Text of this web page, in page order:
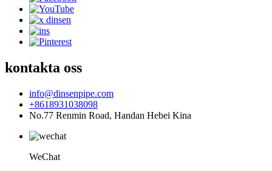
kontakta oss
info@dinsenpipe.com
+8618931038098
No.77 Renmin Road, Handan Hebei Kina
WeChat